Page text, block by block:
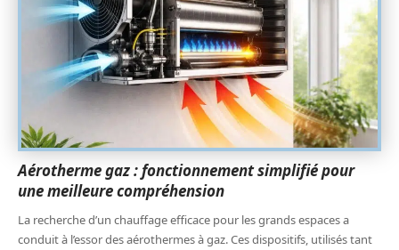
Aérotherme gaz : fonctionnement simplifié pour
une meilleure compréhension
La recherche d’un chauffage efficace pour les grands espaces a
conduit à l’essor des aérothermes à gaz. Ces dispositifs, utilisés tant